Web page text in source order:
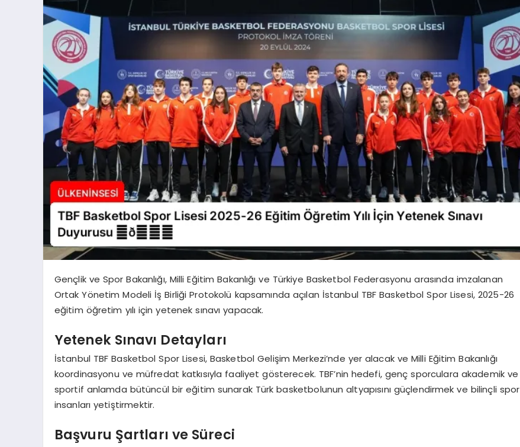
Gençlik ve Spor Bakanlığı, Milli Eğitim Bakanlığı ve Türkiye Basketbol Federasyonu arasında imzalanan
Ortak Yönetim Modeli İş Birliği Protokolü kapsamında açılan İstanbul TBF Basketbol Spor Lisesi, 2025-26
eğitim öğretim yılı için yetenek sınavı yapacak.
Yetenek Sınavı Detayları
İstanbul TBF Basketbol Spor Lisesi, Basketbol Gelişim Merkezi’nde yer alacak ve Milli Eğitim Bakanlığı
koordinasyonu ve müfredat katkısıyla faaliyet gösterecek. TBF’nin hedefi, genç sporculara akademik ve
sportif anlamda bütüncül bir eğitim sunarak Türk basketbolunun altyapısını güçlendirmek ve bilinçli spor
insanları yetiştirmektir.
Başvuru Şartları ve Süreci